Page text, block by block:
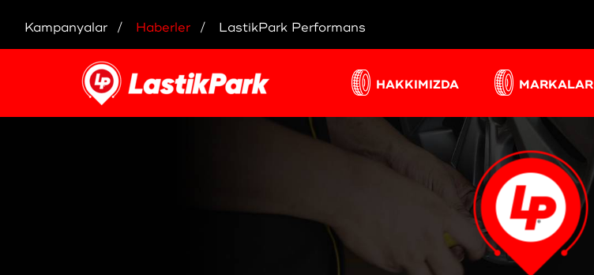
Kampanyalar Haberler LastikPark Performans
HAKKIMIZDA MARKALAR